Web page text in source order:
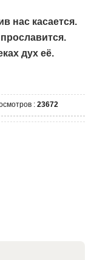
нас касается.
дух её.
: 23672